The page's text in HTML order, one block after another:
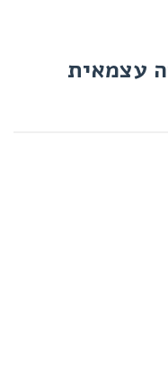
עצמאית